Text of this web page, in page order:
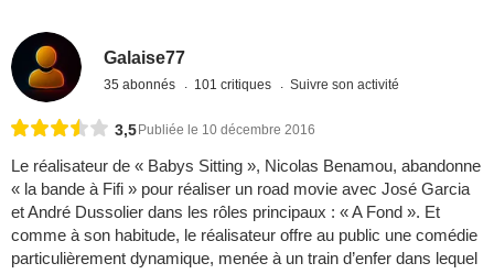
Galaise77
35 abonnés 101 critiques Suivre son activité
3,5 Publiée le 10 décembre 2016
Le réalisateur de « Babys Sitting », Nicolas Benamou, abandonne
« la bande à Fifi » pour réaliser un road movie avec José Garcia
et André Dussolier dans les rôles principaux : « A Fond ». Et
comme à son habitude, le réalisateur offre au public une comédie
particulièrement dynamique, menée à un train d’enfer dans lequel